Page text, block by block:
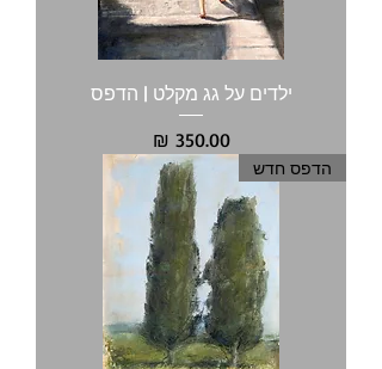
ילדים על גג מקלט | הדפס
מחיר‏350.00 ‏₪
הדפס חדש